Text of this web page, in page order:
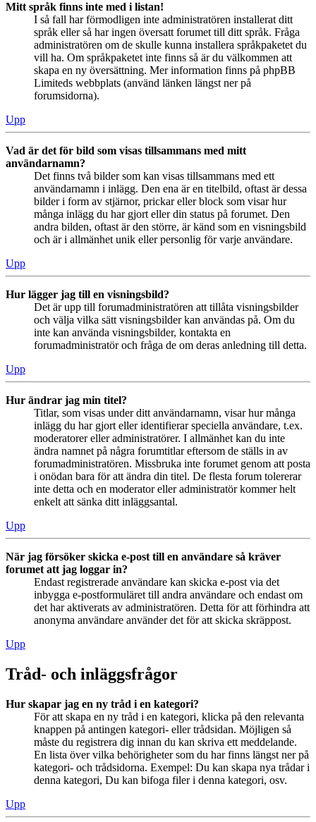
Mitt språk finns inte med i listan!
I så fall har förmodligen inte administratören installerat ditt
språk eller så har ingen översatt forumet till ditt språk. Fråga
administratören om de skulle kunna installera språkpaketet du
vill ha. Om språkpaketet inte finns så är du välkommen att
skapa en ny översättning. Mer information finns på phpBB
Limiteds webbplats (använd länken längst ner på
forumsidorna).
Upp
Vad är det för bild som visas tillsammans med mitt
användarnamn?
Det finns två bilder som kan visas tillsammans med ett
användarnamn i inlägg. Den ena är en titelbild, oftast är dessa
bilder i form av stjärnor, prickar eller block som visar hur
många inlägg du har gjort eller din status på forumet. Den
andra bilden, oftast är den större, är känd som en visningsbild
och är i allmänhet unik eller personlig för varje användare.
Upp
Hur lägger jag till en visningsbild?
Det är upp till forumadministratören att tillåta visningsbilder
och välja vilka sätt visningsbilder kan användas på. Om du
inte kan använda visningsbilder, kontakta en
forumadministratör och fråga de om deras anledning till detta.
Upp
Hur ändrar jag min titel?
Titlar, som visas under ditt användarnamn, visar hur många
inlägg du har gjort eller identifierar speciella användare, t.ex.
moderatorer eller administratörer. I allmänhet kan du inte
ändra namnet på några forumtitlar eftersom de ställs in av
forumadministratören. Missbruka inte forumet genom att posta
i onödan bara för att ändra din titel. De flesta forum tolererar
inte detta och en moderator eller administratör kommer helt
enkelt att sänka ditt inläggsantal.
Upp
När jag försöker skicka e-post till en användare så kräver
forumet att jag loggar in?
Endast registrerade användare kan skicka e-post via det
inbygga e-postformuläret till andra användare och endast om
det har aktiverats av administratören. Detta för att förhindra att
anonyma användare använder det för att skicka skräppost.
Upp
Tråd- och inläggsfrågor
Hur skapar jag en ny tråd i en kategori?
För att skapa en ny tråd i en kategori, klicka på den relevanta
knappen på antingen kategori- eller trådsidan. Möjligen så
måste du registrera dig innan du kan skriva ett meddelande.
En lista över vilka behörigheter som du har finns längst ner på
kategori- och trådsidorna. Exempel: Du kan skapa nya trådar i
denna kategori, Du kan bifoga filer i denna kategori, osv.
Upp